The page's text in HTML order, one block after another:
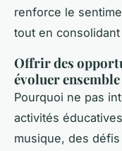
renforce le
tout en
Offrir des
évoluer ensemble
Pourquoi ne pas
activités
musique, des